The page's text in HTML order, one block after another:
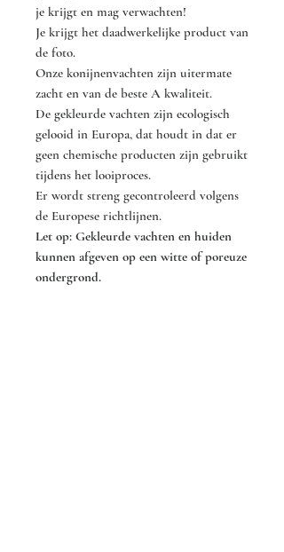
je krijgt en mag verwachten!
Je krijgt het daadwerkelijke product van
de foto.
Onze konijnenvachten zijn uitermate
zacht en van de beste A kwaliteit.
De gekleurde vachten zijn ecologisch
gelooid in Europa, dat houdt in dat er
geen chemische producten zijn gebruikt
tijdens het looiproces.
Er wordt streng gecontroleerd volgens
de Europese richtlijnen.
Let op: Gekleurde vachten en huiden
kunnen afgeven op een witte of poreuze
ondergrond.